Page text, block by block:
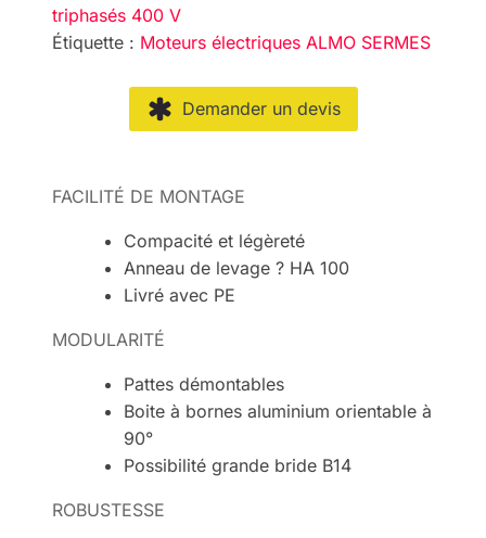
triphasés 400 V
Étiquette : Moteurs électriques ALMO SERMES
Demander un devis
FACILITÉ DE MONTAGE
Compacité et légèreté
Anneau de levage ? HA 100
Livré avec PE
MODULARITÉ
Pattes démontables
Boite à bornes aluminium orientable à
90°
Possibilité grande bride B14
ROBUSTESSE